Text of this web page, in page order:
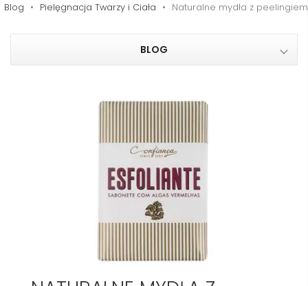
Blog Pielęgnacja Twarzy i Ciała Naturalne mydła z peelingiem
BLOG